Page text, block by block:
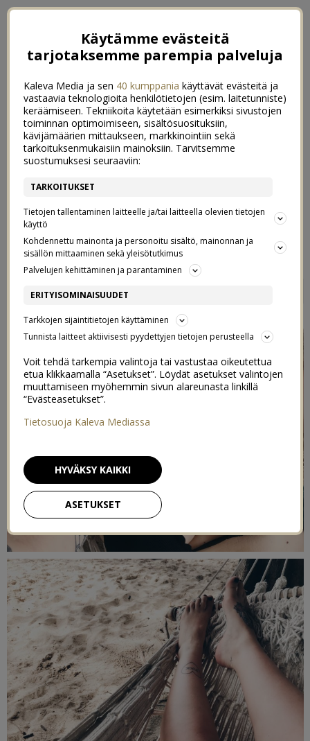
NE TISSIT
Käytämme evästeitä
tarjotaksemme parempia palveluja
Kaleva Media ja sen 40 kumppania käyttävät evästeitä ja
vastaavia teknologioita henkilötietojen (esim. laitetunniste)
keräämiseen. Tekniikoita käytetään esimerkiksi sivustojen
toiminnan optimoimiseen, sisältösuosituksiin,
kävijämäärien mittaukseen, markkinointiin sekä
tarkoituksenmukaisiin mainoksiin. Tarvitsemme
suostumuksesi seuraaviin:
TARKOITUKSET
Tietojen tallentaminen laitteelle ja/tai laitteella olevien tietojen
käyttö
Kohdennettu mainonta ja personoitu sisältö, mainonnan ja
sisällön mittaaminen sekä yleisötutkimus
Palvelujen kehittäminen ja parantaminen
ERITYISOMINAISUUDET
Tarkkojen sijaintitietojen käyttäminen
Tunnista laitteet aktiivisesti pyydettyjen tietojen perusteella
Voit tehdä tarkempia valintoja tai vastustaa oikeutettua
etua klikkaamalla “Asetukset”. Löydät asetukset valintojen
muuttamiseen myöhemmin sivun alareunasta linkillä
“Evästeasetukset”.
Tietosuoja Kaleva Mediassa
ASETUKSET
HYVÄKSY KAIKKI